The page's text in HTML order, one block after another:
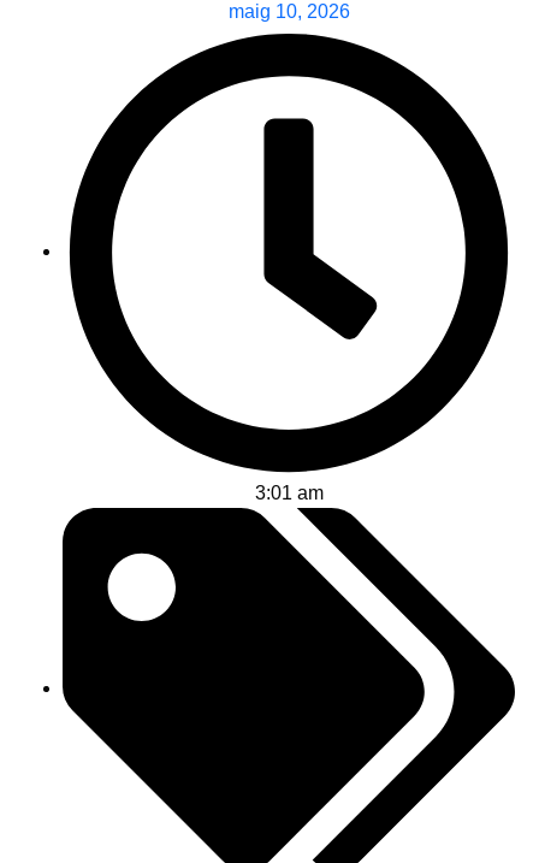
maig 10, 2026
3:01 am